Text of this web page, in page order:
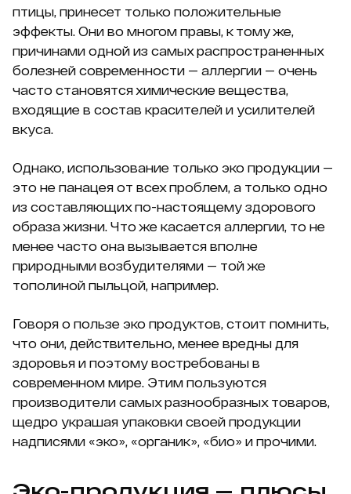
птицы, принесет только положительные
эффекты. Они во многом правы, к тому же,
причинами одной из самых распространенных
болезней современности — аллергии — очень
часто становятся химические вещества,
входящие в состав красителей и усилителей
вкуса.
Однако, использование только эко продукции —
это не панацея от всех проблем, а только одно
из составляющих по-настоящему здорового
образа жизни. Что же касается аллергии, то не
менее часто она вызывается вполне
природными возбудителями — той же
тополиной пыльцой, например.
Говоря о пользе эко продуктов, стоит помнить,
что они, действительно, менее вредны для
здоровья и поэтому востребованы в
современном мире. Этим пользуются
производители самых разнообразных товаров,
щедро украшая упаковки своей продукции
надписями «эко», «органик», «био» и прочими.